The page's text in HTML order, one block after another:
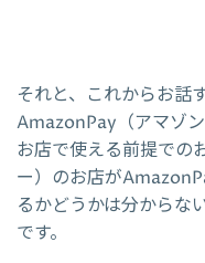
それと、これからお話
AmazonPay（アマゾ
お店で使える前提での
ー）のお店が
るかどうかは分からな
です。